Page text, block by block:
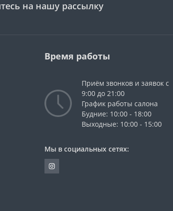
на нашу рассылку
Время работы
Приём звонков и заявок с
9:00 до 21:00
График работы салона
Будние: 10:00 - 18:00
Выходные: 10:00 - 15:00
Мы в социальных сетях: